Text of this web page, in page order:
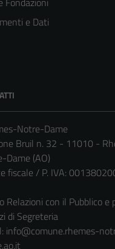
e Dati
Notre-Dame
Bruil n. 32 - 11010 -
Dame (AO)
fiscale / P. IVA:
Relazioni con il Pubblico e
di Segreteria
info@comune.rhemes-